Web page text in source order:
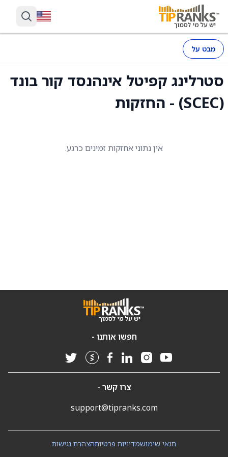
מבט על
סטרלינג קפיטל אינהנסד קור בונד
(SCEC) - החזקות
אין נתוני אחזקות זמינים כרגע.
חפשו אותנו -
צרו קשר -
support@tipranks.com
הצהרת נגישותמדיניות פרטיותתנאי שימוש